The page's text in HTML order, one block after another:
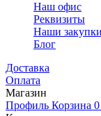
Наш офис
Реквизиты
Наши закупки
Блог
Доставка
Оплата
Магазин
Профиль Корзина 0